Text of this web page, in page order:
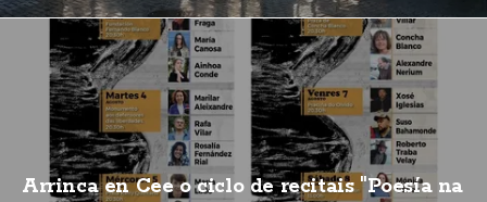
Arrinca en Cee o ciclo de recitais "Poesía na